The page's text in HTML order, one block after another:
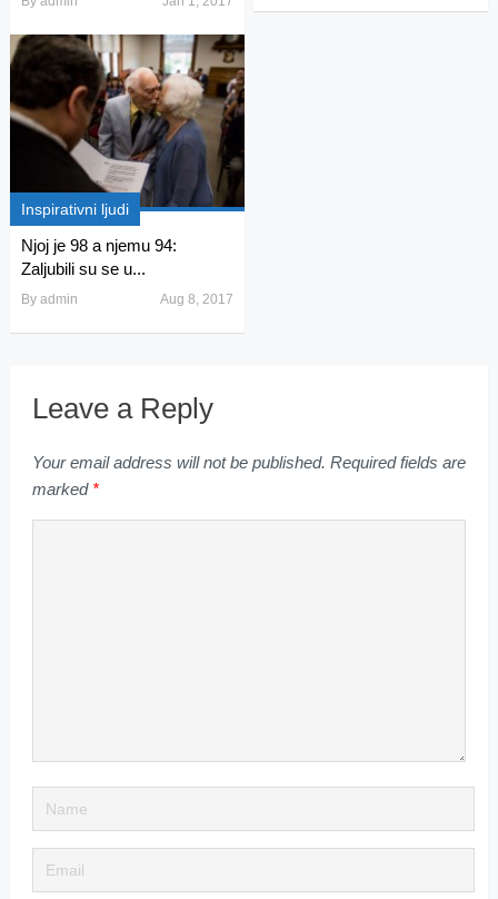
Inspirativni ljudi
Njoj je 98 a njemu 94:
Zaljubili su se u...
By admin Aug 8, 2017
Leave a Reply
Your email address will not be published. Required fields are
marked *